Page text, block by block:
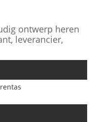
ontwerp heren
leverancier,